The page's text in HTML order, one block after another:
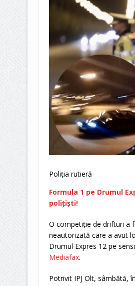
Poliția rutieră
Formula 1 pe Drumul
polițiști!
O competiţie de drifturi a
neautorizată care a avut
Drumul Expres 12 pe
Mediafax.
Potrivit IPJ Olt, sâmbătă,